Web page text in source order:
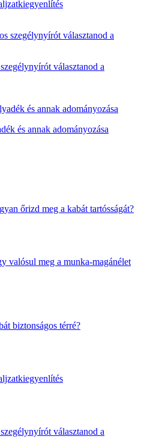
választanod a
és annak adományozása
őrizd meg a kabát tartósságát?
valósul meg a munka-magánélet
biztonságos térré?
választanod a